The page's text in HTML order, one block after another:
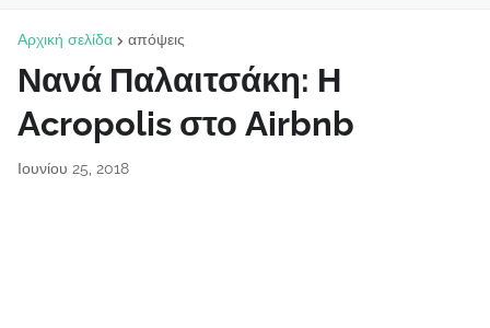
Αρχική σελίδα απόψεις
Νανά Παλαιτσάκη: Η
Acropolis στο Airbnb
Ιουνίου 25, 2018